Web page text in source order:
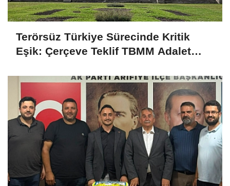
Terörsüz Türkiye Sürecinde Kritik
Eşik: Çerçeve Teklif TBMM Adalet